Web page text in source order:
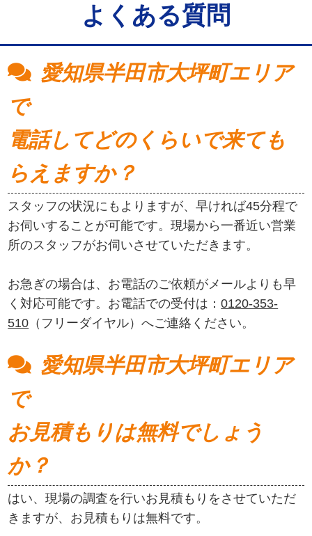
よくある質問
愛知県半田市大坪町エリア
で
電話してどのくらいで来ても
らえますか？
スタッフの状況にもよりますが、早ければ45分程で
お伺いすることが可能です。現場から一番近い営業
所のスタッフがお伺いさせていただきます。
お急ぎの場合は、お電話のご依頼がメールよりも早
く対応可能です。お電話での受付は：0120-353-
510 （フリーダイヤル）へご連絡ください。
愛知県半田市大坪町エリア
で
お見積もりは無料でしょう
か？
はい、現場の調査を行いお見積もりをさせていただ
きますが、お見積もりは無料です。